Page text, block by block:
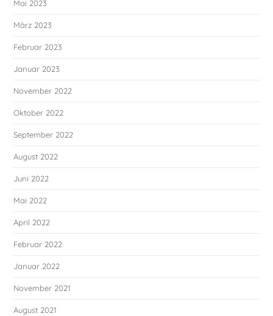
Mai 2023
März 2023
Februar 2023
Januar 2023
November 2022
Oktober 2022
September 2022
August 2022
Juni 2022
Mai 2022
April 2022
Februar 2022
Januar 2022
November 2021
August 2021